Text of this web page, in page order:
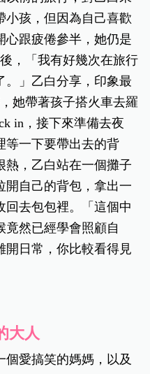
小孩，但因為自己喜歡
心跟疲倦參半，她仍是
，「我有好幾次在旅行
。」乙白分享，印象最
她帶著孩子搭火車去羅
in ，接下來準備去夜
等一下要帶出去的背
熱，乙白站在一個攤子
開自己的背包，拿出一
回去包包裡。「這個中
竟然已經學會照顧自
開日常，你比較看得見
大人
愛搞笑的媽媽，以及